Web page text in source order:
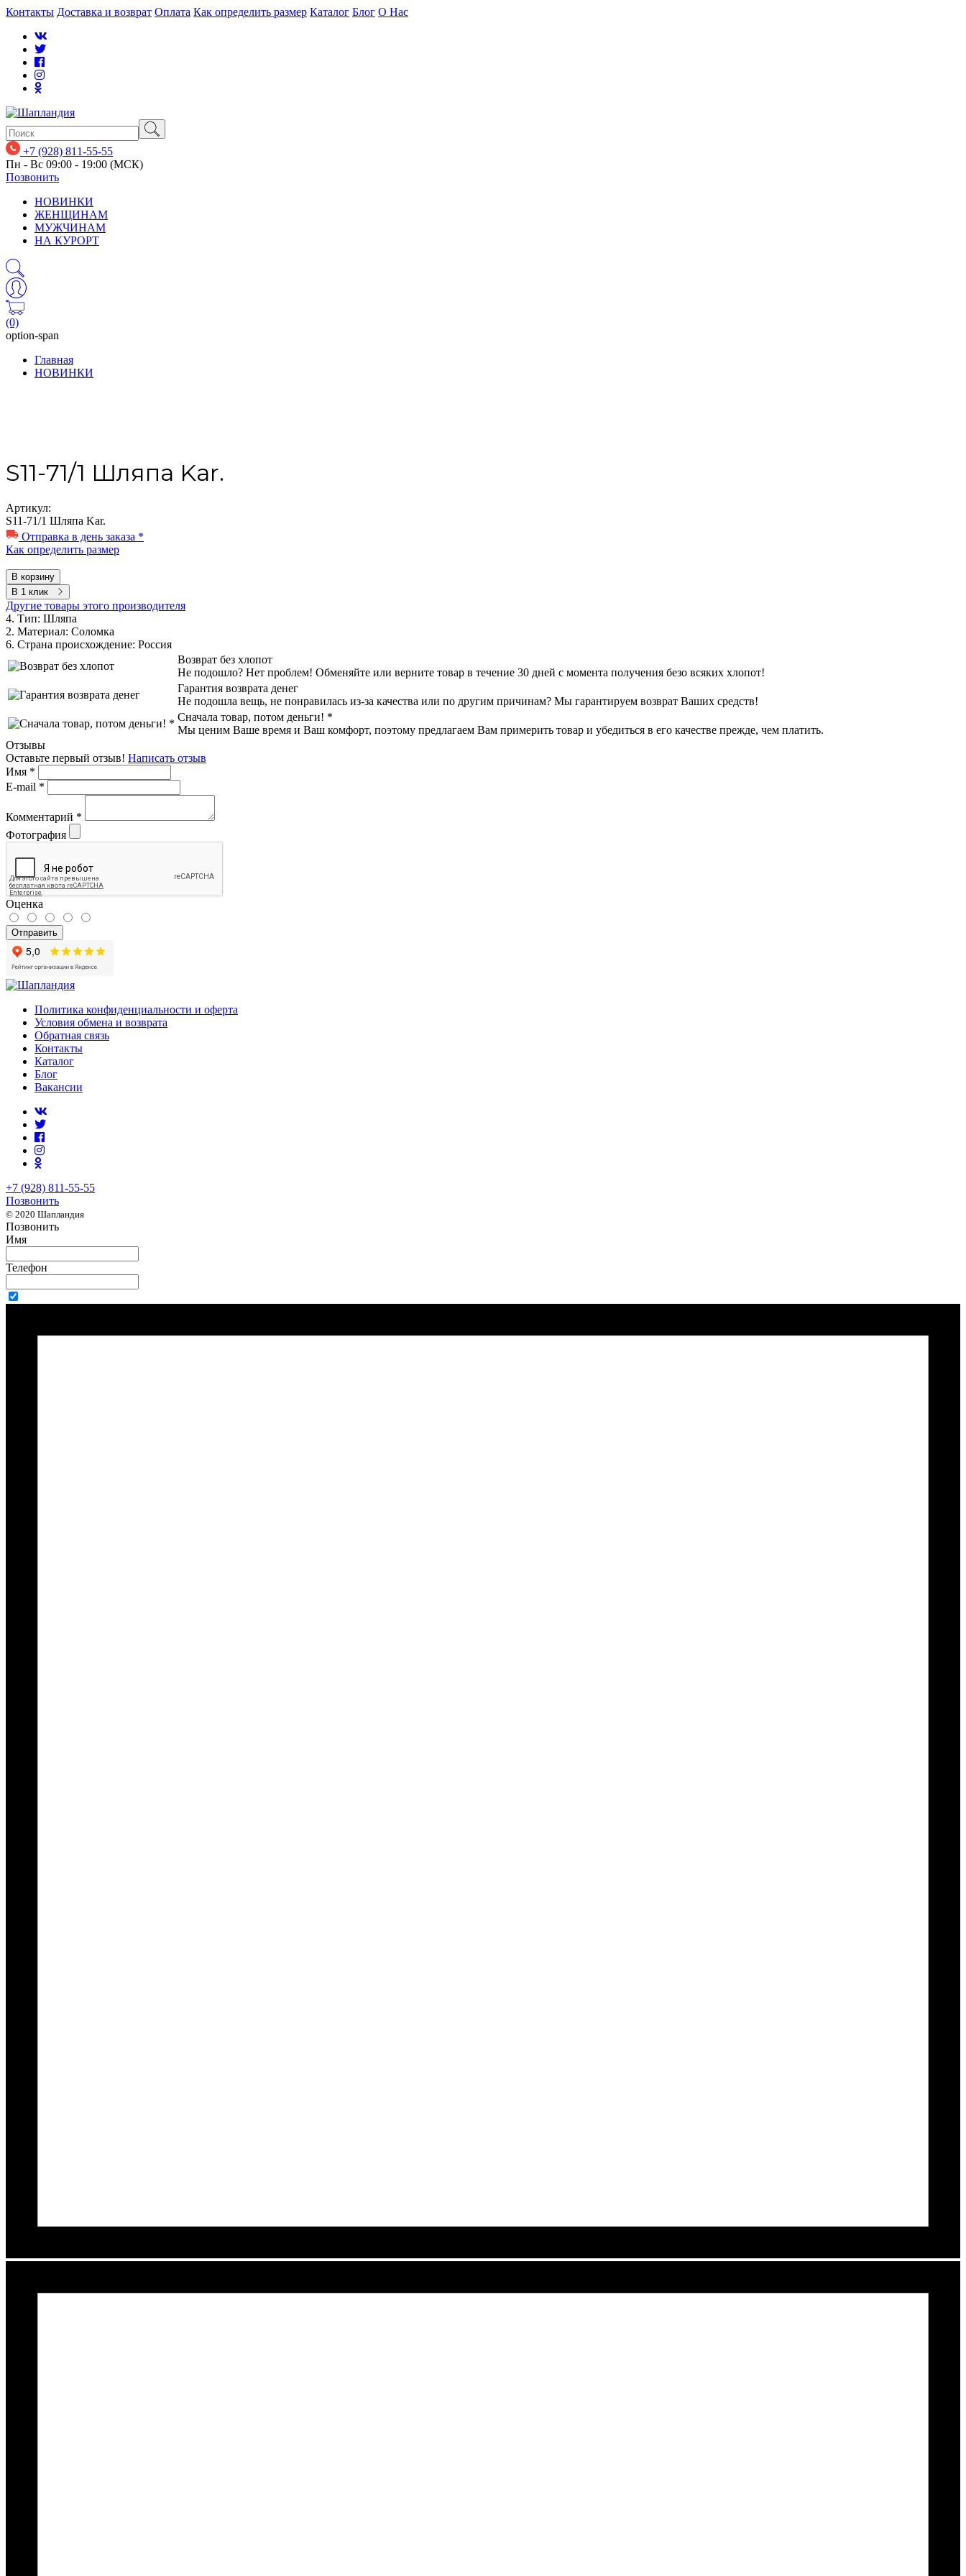
Контакты Доставка и возврат Оплата Как определить размер Каталог Блог О Нас
+7 (928) 811-55-55
Пн - Вс 09:00 - 19:00 (МСК)
Позвонить
НОВИНКИ
ЖЕНЩИНАМ
МУЖЧИНАМ
НА КУРОРТ
(0)
option-span
Главная
НОВИНКИ
S11-71/1 Шляпа Kar.
Артикул:
S11-71/1 Шляпа Kar.
Отправка в день заказа *
Как определить размер
В корзину
В 1 клик
Другие товары этого производителя
4. Тип: Шляпа
2. Материал: Соломка
6. Страна происхождение: Россия
Возврат без хлопот
Не подошло? Нет проблем! Обменяйте или верните товар в течение 30 дней с момента получения безо всяких хлопот!
Гарантия возврата денег
Не подошла вещь, не понравилась из-за качества или по другим причинам? Мы гарантируем возврат Ваших средств!
Сначала товар, потом деньги! *
Мы ценим Ваше время и Ваш комфорт, поэтому предлагаем Вам примерить товар и убедиться в его качестве прежде, чем платить.
Отзывы
Оставьте первый отзыв! Написать отзыв
Имя *
E-mail *
Комментарий *
Фотография
Оценка
Отправить
Политика конфиденциальности и оферта
Условия обмена и возврата
Обратная связь
Контакты
Каталог
Блог
Вакансии
+7 (928) 811-55-55
Позвонить
© 2020 Шапландия
Позвонить
Имя
Телефон